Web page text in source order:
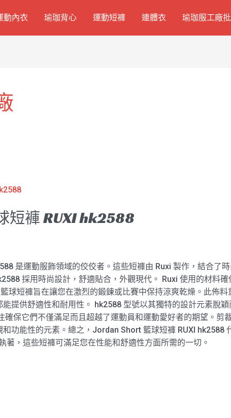
動內衣 瑜珈背心 運動短褲 連體衣 瑜珈服工廠
褲 RUXI hk2588
是運動服飾領域的佼佼者。這些短褲由 Ruxi 製作，結合了
採用時尚設計，舒適貼合，外觀現代。 Ruxi 使用的材料
球短褲旨在讓您在激烈的鍛鍊或比賽中保持涼爽乾燥。此佈
提供舒適性和耐用性。 hk2588 型號以其獨特的設計元素脫
保它們不僅滿足而且超越了運動員和運動愛好者的期望。剪
功能性的元素。總之，Jordan Short 籃球短褲 RUXI hk2588
著，這些短褲可滿足您在性能和舒適性方面所需的一切。